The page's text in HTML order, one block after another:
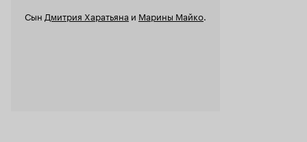
Сын Дмитрия Харатьяна и Марины Майко.